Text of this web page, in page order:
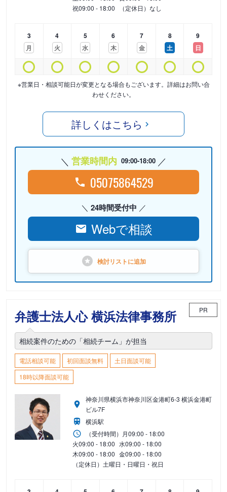
祝09:00 - 18:00 （定休日）なし
3
月
4
火
5
水
6
木
7
金
8
土
9
日
※営業日・相談可能日が変更となる場合もございます。詳細はお問い合
わせください。
詳しくはこちら
営業時間内 09:00-18:00
05075864529
24時間受付中
Webで相談
検討リストに追加
弁護士法人心 横浜法律事務所 PR
相続案件のための「相続チーム」が担当
電話相談可能 初回面談無料
土日面談可能
18時以降面談可能
神奈川県横浜市神奈川区金港町6-3 横浜金港町
ビル7F
横浜駅
（受付時間） 月09:00 - 18:00
火09:00 - 18:00 水09:00 - 18:00
木09:00 - 18:00 金09:00 - 18:00
（定休日）土曜日・日曜日・祝日